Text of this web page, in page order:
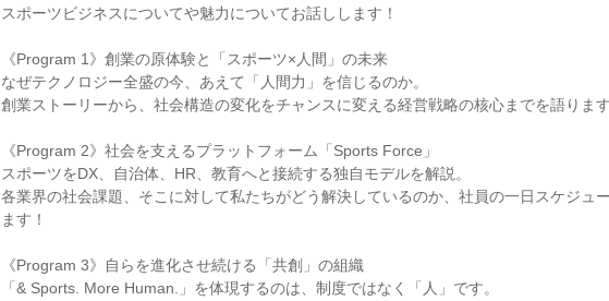
スポーツビジネスについてや魅力についてお話しします！
《Program 1》創業の原体験と「スポーツ×人間」の未来
なぜテクノロジー全盛の今、あえて「人間力」を信じるのか。
創業ストーリーから、社会構造の変化をチャンスに変える経営戦略の核心までを語ります
《Program 2》社会を支えるプラットフォーム「Sports Force」
スポーツをDX、自治体、HR、教育へと接続する独自モデルを解説。
各業界の社会課題、そこに対して私たちがどう解決しているのか、社員の一日スケジュ
ます！
《Program 3》自らを進化させ続ける「共創」の組織
「& Sports. More Human.」を体現するのは、制度ではなく「人」です。